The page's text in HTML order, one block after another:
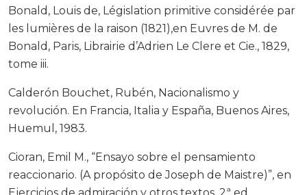
Bonald, Louis de, Législation primitive considérée par
les lumières de la raison (1821),en Euvres de M. de
Bonald, Paris, Librairie d’Adrien Le Clere et Cie., 1829,
tome iii.
Calderón Bouchet, Rubén, Nacionalismo y
revolución. En Francia, Italia y España, Buenos Aires,
Huemul, 1983.
Cioran, Emil M., “Ensayo sobre el pensamiento
reaccionario. (A propósito de Joseph de Maistre)”, en